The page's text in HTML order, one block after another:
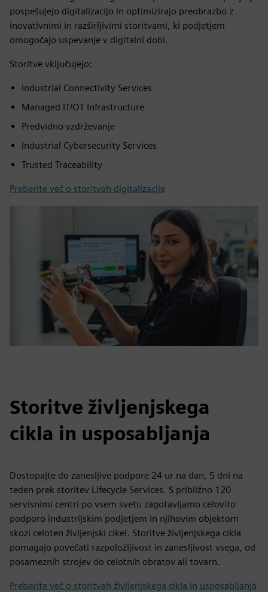
pospešujejo digitalizacijo in optimizirajo preobrazbo z
inovativnimi in razširljivimi storitvami, ki podjetjem
omogočajo uspevanje v digitalni dobi.
Storitve vključujejo:
Industrial Connectivity Services
Managed IT/OT Infrastructure
Predvidno vzdrževanje
Industrial Cybersecurity Services
Trusted Traceability
Preberite več o storitvah digitalizacije
Storitve življenjskega
cikla in usposabljanja
Dostopajte do zanesljive podpore 24 ur na dan, 5 dni na
teden prek storitev Lifecycle Services. S približno 120
servisnimi centri po vsem svetu zagotavljamo celovito
podporo industrijskim podjetjem in njihovim objektom
skozi celoten življenjski cikel. Storitve življenjskega cikla
pomagajo povečati razpoložljivost in zanesljivost vsega, od
posameznih strojev do celotnih obratov ali tovarn.
Preberite več o storitvah življenjskega cikla in usposabljanja